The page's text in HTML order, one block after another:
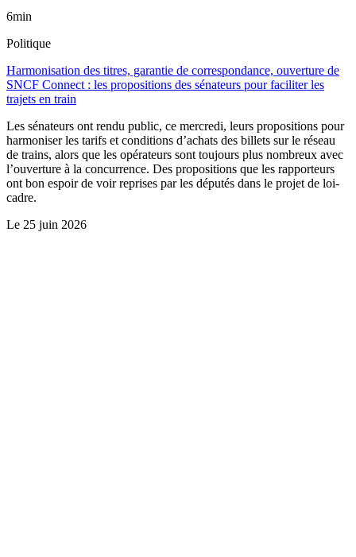
6min
Politique
Harmonisation des titres, garantie de correspondance, ouverture de
SNCF Connect : les propositions des sénateurs pour faciliter les
trajets en train
Les sénateurs ont rendu public, ce mercredi, leurs propositions pour
harmoniser les tarifs et conditions d’achats des billets sur le réseau
de trains, alors que les opérateurs sont toujours plus nombreux avec
l’ouverture à la concurrence. Des propositions que les rapporteurs
ont bon espoir de voir reprises par les députés dans le projet de loi-
cadre.
Le 25 juin 2026